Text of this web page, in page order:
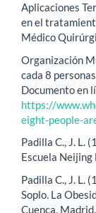
Aplicaciones
en el
Médico
Organización
cada 8
Documento en
https://
eight-people-
Padilla C., J. L.
Escuela Neijing
Padilla C., J. L.
Soplo. La
Cuenca, Madrid.